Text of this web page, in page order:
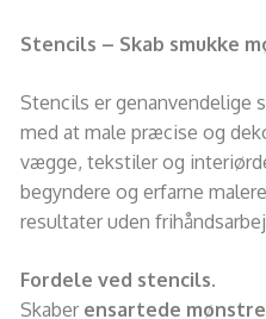
Stencils – Skab smukke
Stencils er genanvendelige
med at male præcise og
vægge, tekstiler og
begyndere og erfarne
resultater uden
Fordele ved stencils.
Skaber ensartede mønstre